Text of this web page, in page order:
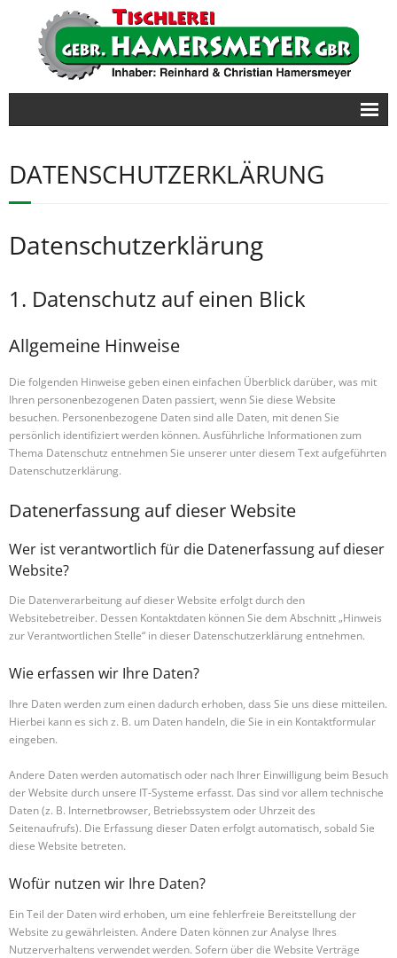
Möbel
Türen/Tore
DATENSCHUTZERKLÄRUNG
Datenschutz­erklärung
1. Datenschutz auf einen Blick
Allgemeine Hinweise
Die folgenden Hinweise geben einen einfachen Überblick darüber, was mit
Ihren personenbezogenen Daten passiert, wenn Sie diese Website
besuchen. Personenbezogene Daten sind alle Daten, mit denen Sie
persönlich identifiziert werden können. Ausführliche Informationen zum
Thema Datenschutz entnehmen Sie unserer unter diesem Text aufgeführten
Datenschutzerklärung.
Datenerfassung auf dieser Website
Wer ist verantwortlich für die Datenerfassung auf dieser
Website?
Die Datenverarbeitung auf dieser Website erfolgt durch den
Websitebetreiber. Dessen Kontaktdaten können Sie dem Abschnitt „Hinweis
zur Verantwortlichen Stelle“ in dieser Datenschutzerklärung entnehmen.
Wie erfassen wir Ihre Daten?
Ihre Daten werden zum einen dadurch erhoben, dass Sie uns diese mitteilen.
Hierbei kann es sich z. B. um Daten handeln, die Sie in ein Kontaktformular
eingeben.
Andere Daten werden automatisch oder nach Ihrer Einwilligung beim Besuch
der Website durch unsere IT-Systeme erfasst. Das sind vor allem technische
Daten (z. B. Internetbrowser, Betriebssystem oder Uhrzeit des
Seitenaufrufs). Die Erfassung dieser Daten erfolgt automatisch, sobald Sie
diese Website betreten.
Wofür nutzen wir Ihre Daten?
Ein Teil der Daten wird erhoben, um eine fehlerfreie Bereitstellung der
Website zu gewährleisten. Andere Daten können zur Analyse Ihres
Nutzerverhaltens verwendet werden. Sofern über die Website Verträge